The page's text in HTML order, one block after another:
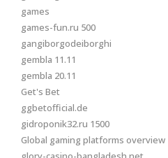
games
games-fun.ru 500
gangiborgodeiborghi
gembla 11.11
gembla 20.11
Get's Bet
ggbetofficial.de
gidroponik32.ru 1500
Global gaming platforms overview